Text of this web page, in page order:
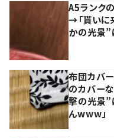
A5ランク
→「貰いに
かの光景”
布団カバ
のカバー
撃の光景”
んwww」